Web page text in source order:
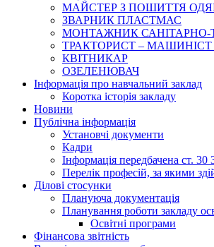
МАЙСТЕР З ПОШИТТЯ
ЗВАРНИК ПЛАСТМАС
МОНТАЖНИК САНІТАРНО-
ТРАКТОРИСТ – МАШИНІСТ
КВІТНИКАР
ОЗЕЛЕНЮВАЧ
Інформація про навчальний заклад
Коротка історія закладу
Новини
Публічна інформація
Установчі документи
Кадри
Інформація передбачена ст.
Перелік професій, за якими
Ділові стосунки
Плануюча документація
Планування роботи закладу
Освітні програми
Фінансова звітність